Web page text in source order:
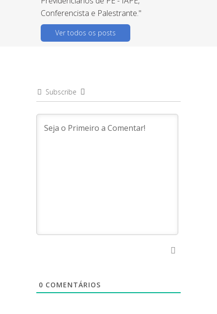
Conferencista e Palestrante."
Ver todos os posts
Subscribe
0 COMENTÁRIOS